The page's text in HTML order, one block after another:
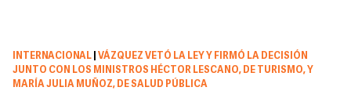
INTERNACIONAL
VÁZQUEZ VETÓ LA LEY Y FIRMÓ LA DECISIÓN
JUNTO CON LOS MINISTROS HÉCTOR LESCANO, DE TURISMO, Y
MARÍA JULIA MUÑOZ, DE SALUD PÚBLICA